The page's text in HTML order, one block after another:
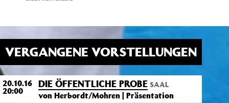
VERGANGENE VORSTELLUNGEN
20.10.16
20:00
DIE ÖFFENTLICHE PROBE SAAL
von Herbordt/Mohren | Präsentation